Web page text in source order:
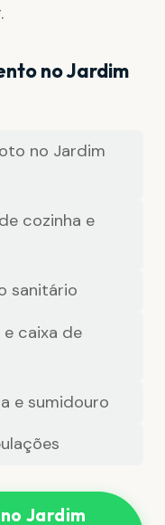
no Jardim
no Jardim
cozinha e
sanitário
caixa de
e sumidouro
Jardim